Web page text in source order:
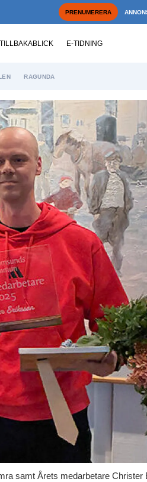
PRENUMERERA
TILLBAKABLICK E-TIDNING
RAGUNDA
samt Årets medarbetare Christer